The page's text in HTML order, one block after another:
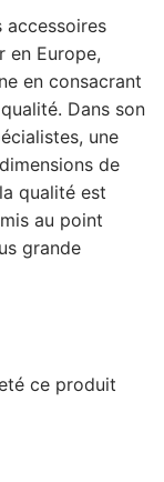
accessoires
en Europe,
en consacrant
Dans son
une
de
qualité est
au point
grande
ce produit